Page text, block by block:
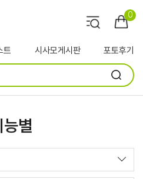
0
트 시사모게시판 포토후기
능별